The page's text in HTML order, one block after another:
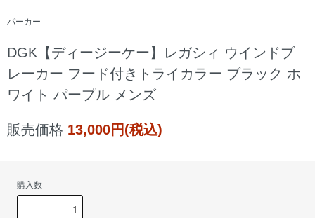
パーカー
DGK【ディージーケー】レガシィ ウインドブ
レーカー フード付きトライカラー ブラック ホ
ワイト パープル メンズ
販売価格 13,000円(税込)
購入数